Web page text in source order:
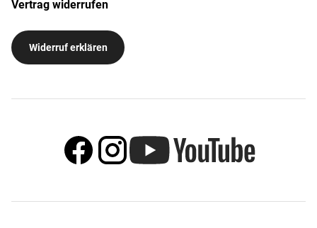
Vertrag widerrufen
Widerruf erklären